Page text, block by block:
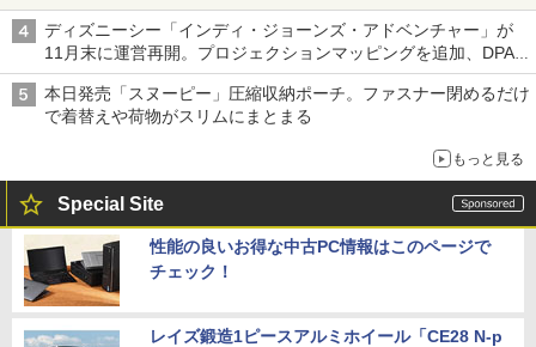
ディズニーシー「インディ・ジョーンズ・アドベンチャー」が
11月末に運営再開。プロジェクションマッピングを追加、DPA
は1500円
本日発売「スヌーピー」圧縮収納ポーチ。ファスナー閉めるだけ
で着替えや荷物がスリムにまとまる
もっと見る
Special Site
性能の良いお得な中古PC情報はこのページで
チェック！
レイズ鍛造1ピースアルミホイール「CE28 N-p